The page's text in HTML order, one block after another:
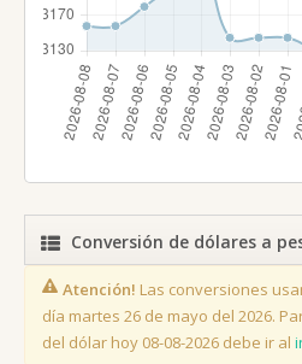
Conversión de dólares a
Atención! Las conversiones
día martes 26 de mayo del 2026.
del dólar hoy 08-08-2026 debe ir al